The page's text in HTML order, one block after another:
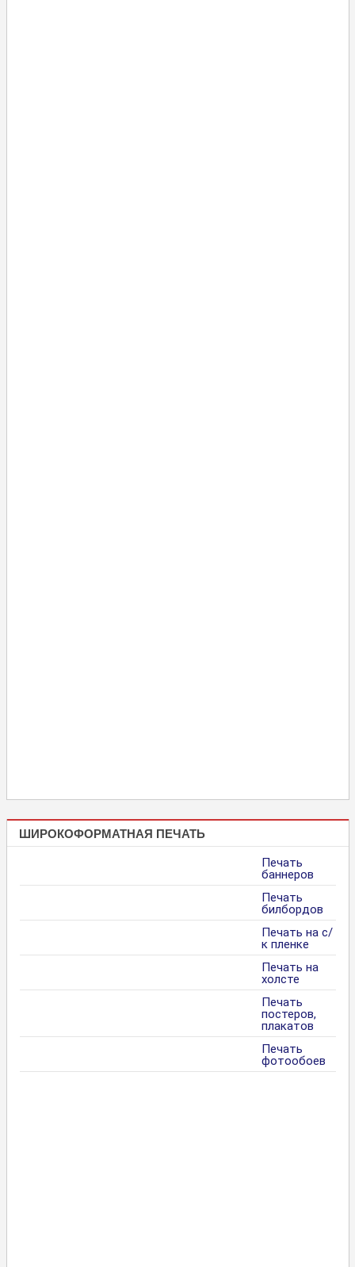
ШИРОКОФОРМАТНАЯ ПЕЧАТЬ
Печать
баннеров
Печать
билбордов
Печать на с/
к пленке
Печать на
холсте
Печать
постеров,
плакатов
Печать
фотообоев